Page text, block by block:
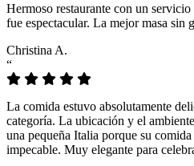
Hermoso restaurante con un
fue espectacular. La mejor masa sin
Christina A.
“
La comida estuvo absolutamente
categoría. La ubicación y el
una pequeña Italia porque su
impecable. Muy elegante para